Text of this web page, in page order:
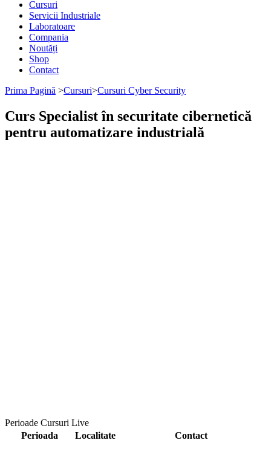
Cursuri
Servicii Industriale
Laboratoare
Compania
Noutăți
Shop
Contact
Prima Pagină >Cursuri>Cursuri Cyber Security
Curs Specialist în securitate cibernetică
pentru automatizare industrială
Perioade Cursuri Live
Perioada
Localitate Contact